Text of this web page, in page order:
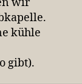
kühle
gibt).